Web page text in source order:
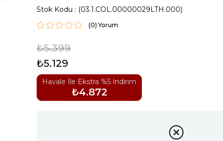
Stok Kodu (03.1.COL.00000029LTH.000)
(0)
₺5.399
₺5.129
Havale İle Ekstra %5 İndirim
₺4.872